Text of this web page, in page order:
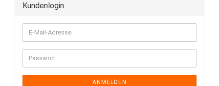
Kundenlogin
ANMELDEN